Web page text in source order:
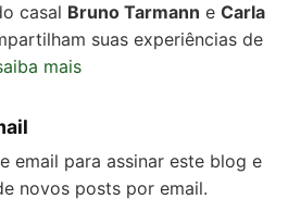
casal Bruno Tarmann e Carla
suas experiências de
mais
email para assinar este blog e
novos posts por email.